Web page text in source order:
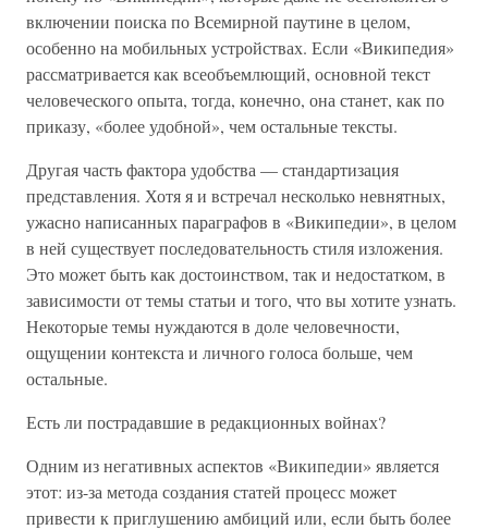
включении поиска по Всемирной паутине в целом,
особенно на мобильных устройствах. Если «Википедия»
рассматривается как всеобъемлющий, основной текст
человеческого опыта, тогда, конечно, она станет, как по
приказу, «более удобной», чем остальные тексты.
Другая часть фактора удобства — стандартизация
представления. Хотя я и встречал несколько невнятных,
ужасно написанных параграфов в «Википедии», в целом
в ней существует последовательность стиля изложения.
Это может быть как достоинством, так и недостатком, в
зависимости от темы статьи и того, что вы хотите узнать.
Некоторые темы нуждаются в доле человечности,
ощущении контекста и личного голоса больше, чем
остальные.
Есть ли пострадавшие в редакционных войнах?
Одним из негативных аспектов «Википедии» является
этот: из-за метода создания статей процесс может
привести к приглушению амбиций или, если быть более